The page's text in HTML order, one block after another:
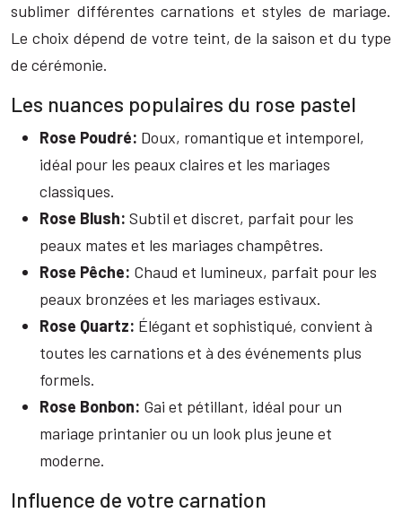
sublimer différentes carnations et styles de mariage.
Le choix dépend de votre teint, de la saison et du type
de cérémonie.
Les nuances populaires du rose pastel
Rose Poudré: Doux, romantique et intemporel,
idéal pour les peaux claires et les mariages
classiques.
Rose Blush: Subtil et discret, parfait pour les
peaux mates et les mariages champêtres.
Rose Pêche: Chaud et lumineux, parfait pour les
peaux bronzées et les mariages estivaux.
Rose Quartz: Élégant et sophistiqué, convient à
toutes les carnations et à des événements plus
formels.
Rose Bonbon: Gai et pétillant, idéal pour un
mariage printanier ou un look plus jeune et
moderne.
Influence de votre carnation